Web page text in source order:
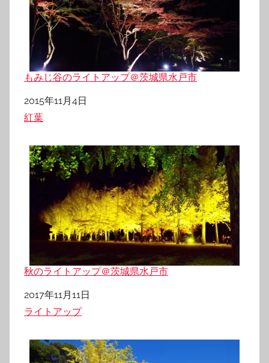
もみじ谷のライトアップ＠茨城県水戸市
日付
2015年11月4日
関連理由
紅葉
秋のライトアップ＠茨城県水戸市
日付
2017年11月11日
関連理由
ライトアップ